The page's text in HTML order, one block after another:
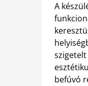
A
befúvó